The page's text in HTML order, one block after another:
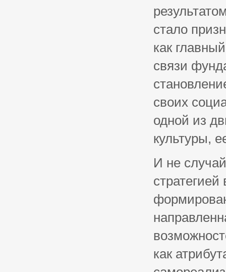
стало
как
связи
своих
одной из
культуры,
И не
как